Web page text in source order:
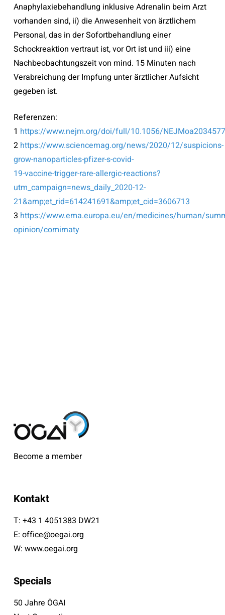
Anaphylaxiebehandlung inklusive Adrenalin beim Arzt
vorhanden sind, ii) die Anwesenheit von ärztlichem
Personal, das in der Sofortbehandlung einer
Schockreaktion vertraut ist, vor Ort ist und iii) eine
Nachbeobachtungszeit von mind. 15 Minuten nach
Verabreichung der Impfung unter ärztlicher Aufsicht
gegeben ist.
Referenzen:
1 https://www.nejm.org/doi/full/10.1056/NEJMoa2034577
2 https://www.sciencemag.org/news/2020/12/suspicions-
grow-nanoparticles-pfizer-s-covid-
19-vaccine-trigger-rare-allergic-reactions?
utm_campaign=news_daily_2020-12-
21&amp;et_rid=614241691&amp;et_cid=3606713
3 https://www.ema.europa.eu/en/medicines/human/
opinion/comirnaty
Become a member
Kontakt
T: +43 1 4051383 DW21
E: office@oegai.org
W: www.oegai.org
Specials
50 Jahre ÖGAI